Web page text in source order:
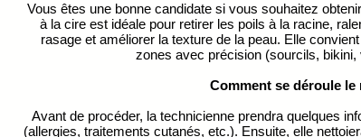
Vous êtes une bonne candidate si vous souhaitez
à la cire est idéale pour retirer les poils à la racine,
rasage et améliorer la texture de la peau. Elle
zones avec précision (sourcils,
Comment se déroule le
Avant de procéder, la technicienne prendra quelques
(allergies, traitements cutanés, etc.). Ensuite, elle